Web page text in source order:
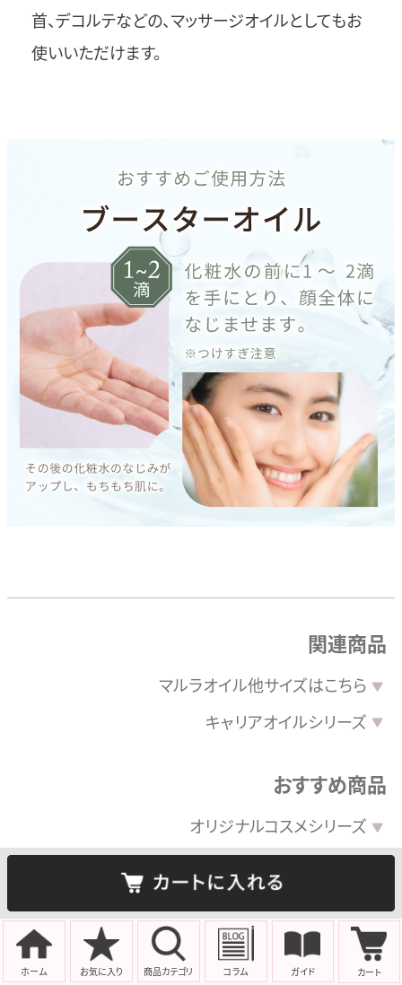
ホーム お気に入り 商品カテゴリ コラム ガイド カート
首、デコルテなどの、マッサージオイルとしてもお
使いいただけます。
関連商品
マルラオイル他サイズはこちら
キャリアオイルシリーズ
おすすめ商品
オリジナルコスメシリーズ
機能性エキス
フローラルウォーター
精油
(エッセンシャルオイル)